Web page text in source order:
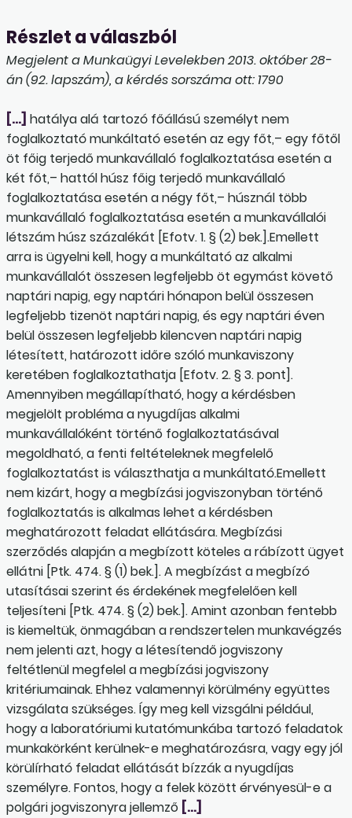
Részlet a válaszból
Megjelent a Munkaügyi Levelekben 2013. október 28-
án (92. lapszám), a kérdés sorszáma ott: 1790
[…] hatálya alá tartozó főállású személyt nem
foglalkoztató munkáltató esetén az egy főt,– egy főtől
öt főig terjedő munkavállaló foglalkoztatása esetén a
két főt,– hattól húsz főig terjedő munkavállaló
foglalkoztatása esetén a négy főt,– húsznál több
munkavállaló foglalkoztatása esetén a munkavállalói
létszám húsz százalékát [Efotv. 1. § (2) bek.].Emellett
arra is ügyelni kell, hogy a munkáltató az alkalmi
munkavállalót összesen legfeljebb öt egymást követő
naptári napig, egy naptári hónapon belül összesen
legfeljebb tizenöt naptári napig, és egy naptári éven
belül összesen legfeljebb kilencven naptári napig
létesített, határozott időre szóló munkaviszony
keretében foglalkoztathatja [Efotv. 2. § 3. pont].
Amennyiben megállapítható, hogy a kérdésben
megjelölt probléma a nyugdíjas alkalmi
munkavállalóként történő foglalkoztatásával
megoldható, a fenti feltételeknek megfelelő
foglalkoztatást is választhatja a munkáltató.Emellett
nem kizárt, hogy a megbízási jogviszonyban történő
foglalkoztatás is alkalmas lehet a kérdésben
meghatározott feladat ellátására. Megbízási
szerződés alapján a megbízott köteles a rábízott ügyet
ellátni [Ptk. 474. § (1) bek.]. A megbízást a megbízó
utasításai szerint és érdekének megfelelően kell
teljesíteni [Ptk. 474. § (2) bek.]. Amint azonban fentebb
is kiemeltük, önmagában a rendszertelen munkavégzés
nem jelenti azt, hogy a létesítendő jogviszony
feltétlenül megfelel a megbízási jogviszony
kritériumainak. Ehhez valamennyi körülmény együttes
vizsgálata szükséges. Így meg kell vizsgálni például,
hogy a laboratóriumi kutatómunkába tartozó feladatok
munkakörként kerülnek-e meghatározásra, vagy egy jól
körülírható feladat ellátását bízzák a nyugdíjas
személyre. Fontos, hogy a felek között érvényesül-e a
polgári jogviszonyra jellemző […]